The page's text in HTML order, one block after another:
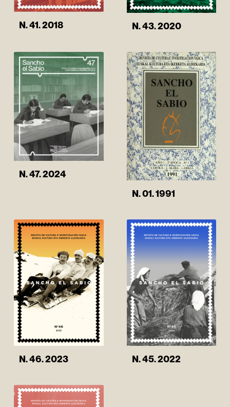
N. 41. 2018 N. 43. 2020
N. 47. 2024
N. 01. 1991
N. 46. 2023 N. 45. 2022